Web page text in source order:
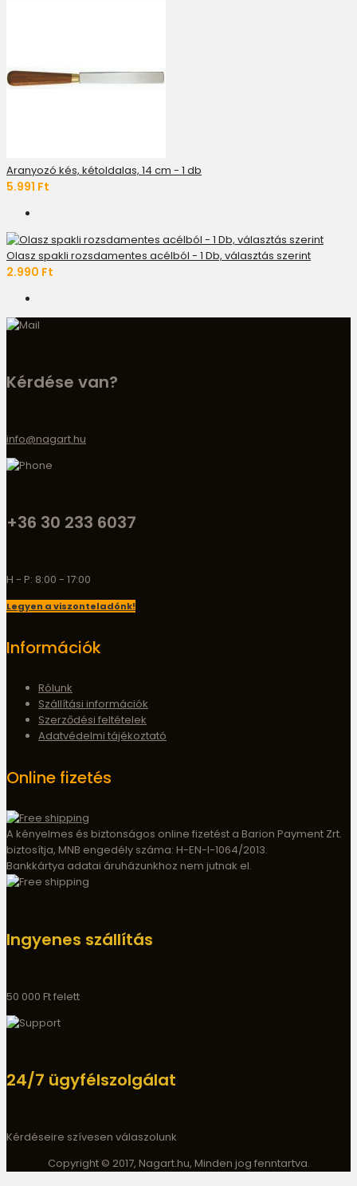
Aranyozó kés, kétoldalas, 14 cm - 1 db
5.991 Ft
Olasz spakli rozsdamentes acélból - 1 Db, választás szerint
2.990 Ft
Kérdése van?
info@nagart.hu
+36 30 233 6037
H - P: 8:00 - 17:00
Legyen a viszonteladónk!
Információk
Rólunk
Szállítási információk
Szerződési feltételek
Adatvédelmi tájékoztató
Online fizetés
A kényelmes és biztonságos online fizetést a Barion Payment Zrt.
biztosítja, MNB engedély száma: H-EN-I-1064/2013.
Bankkártya adatai áruházunkhoz nem jutnak el.
Ingyenes szállítás
50 000 Ft felett
24/7 ügyfélszolgálat
Kérdéseire szívesen válaszolunk
Copyright © 2017, Nagart.hu, Minden jog fenntartva.